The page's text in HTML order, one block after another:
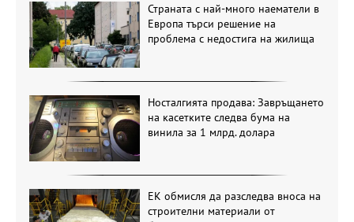
Страната с най-много наематели в
Европа търси решение на
проблема с недостига на жилища
Носталгията продава: Завръщането
на касетките следва бума на
винила за 1 млрд. долара
ЕК обмисля да разследва вноса на
строителни материали от